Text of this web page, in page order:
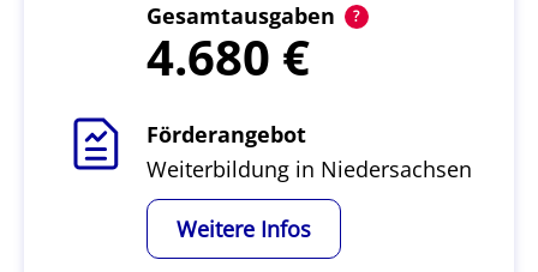
Gesamtausgaben
4.680
Förderangebot
Weiterbildung in Niedersachsen
Weitere Infos